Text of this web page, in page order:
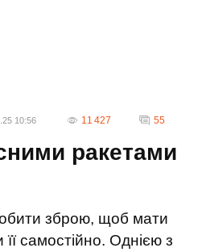
10:56 11 427 55
ракетами
зброю, щоб мати
самостійно. Однією з